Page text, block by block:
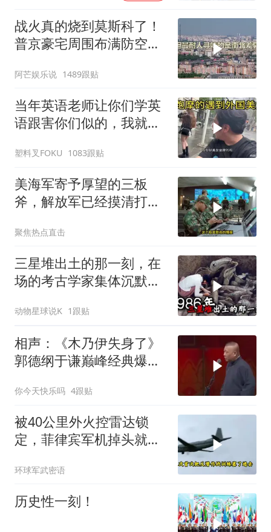
战火真的烧到莫斯科了！
普京豪宅周围布满防空
阿芒娱乐说 1489跟贴
当年英语老师让你们学英
语跟害你们似的，我就是
塑料叉FOKU 1083跟贴
美海军寄予厚望的三板
斧，解放军已经摸清打
聚焦热点直击
三星堆出土的那一刻，在
场的考古学家集体沉默
动物星球说K 1跟贴
相声：《木乃伊失身了》
郭德纲于谦巅峰经典爆笑
你今天快乐吗 4跟贴
被40公里外火控雷达锁
定，菲律宾军机掉头就
场
环球军武密语
历史性一刻！